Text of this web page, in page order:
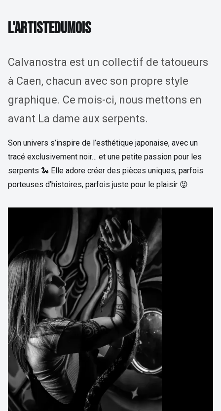
L'ARTISTE DU MOIS
L'ARTISTEDUMOIS
Calvanostra est un collectif de tatoueurs
à Caen, chacun avec son propre style
graphique. Ce mois-ci, nous mettons en
avant La dame aux serpents.
Son univers s’inspire de l’esthétique japonaise, avec un
tracé exclusivement noir… et une petite passion pour les
serpents 🐍 Elle adore créer des pièces uniques, parfois
porteuses d’histoires, parfois juste pour le plaisir 😝